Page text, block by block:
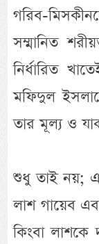
গরিব-
সম্মানিত
নির্ধারিত
মফিদুল
তার মূল্য ও
শুধু তাই নয়;
লাশ গায়েব
কিংবা